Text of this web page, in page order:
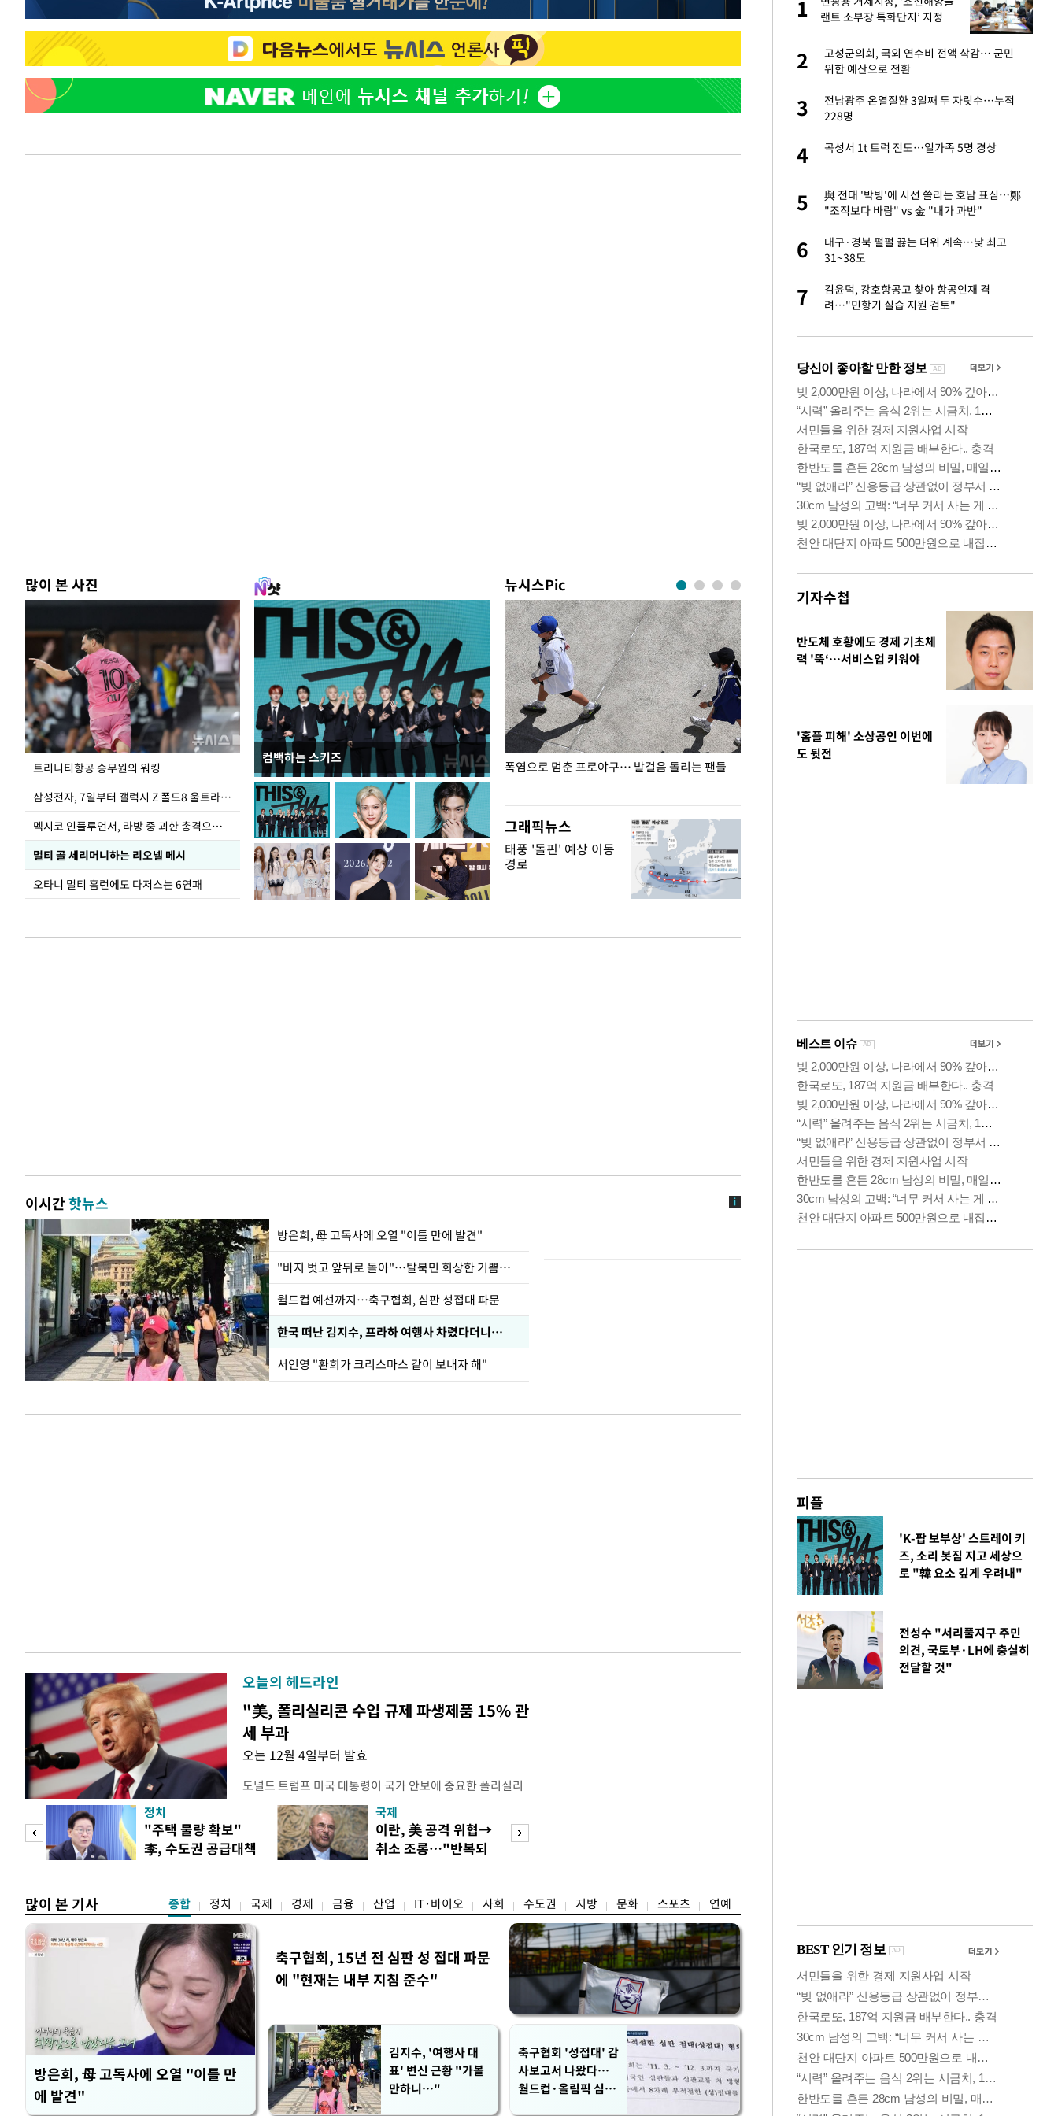
많이 본 사진
트리니티항공 승무원의 워킹
삼성전자, 7일부터 갤럭시 Z 폴드8 울트라·폴드8·플립8 출시
멕시코 인플루언서, 라방 중 괴한 총격으로 사망
멀티 골 세리머니하는 리오넬 메시
오타니 멀티 홈런에도 다저스는 6연패
컴백하는 스키즈
뉴시스Pic
입추 하루 앞둔 전남광주… 열화상 카메라에 담긴
폭염
폭염으로 멈춘 프로야구… 발걸음 돌리는 팬들
이 대통령, '청년 대책 속도 높여야…폭염 문제도 입추 코앞인데
그래픽뉴스
태풍 '돌핀' 예상 이동
경로
이시간핫뉴스
방은희, 母 고독사에 오열 "이틀 만에 발견"
"바지 벗고 앞뒤로 돌아"…탈북민 회상한 기쁨조 검사
월드컵 예선까지…축구협회, 심판 성접대 파문
한국 떠난 김지수, 프라하 여행사 차렸다더니…
서인영 "환희가 크리스마스 같이 보내자 해"
오늘의 헤드라인
"美, 폴리실리콘 수입 규제 파생제품 15% 관
세 부과
오는 12월 4일부터 발효
도널드 트럼프 미국 대통령이 국가 안보에 중요한 폴리실리
콘 산업과 공급망을 보호하기 위한 조치를 단행했다. 트럼프
대통령은 6일(현지 시간) 폴리실리콘 및 폴리실리콘 파생상
품 수입에 최저 수입가격제를 적용하고, 일부 파생제품에는
15%의 종가 관세를 부과하는 내용의 선언문에 서명했다고
러
정치
"주택 물량 확보"
李, 수도권 공급대책
국제
이란, 美 공격 위협→
취소 조롱…"반복되
많이 본 기사 종합 정치 국제 경제 금융 산업 IT·바이오 사회 수도권 지방 문화 스포츠 연예
방은희, 母 고독사에 오열 "이틀 만
에 발견"
축구협회, 15년 전 심판 성 접대 파문
에 "현재는 내부 지침 준수"
김지수, '여행사 대
표' 변신 근황 "가볼
만하니…"
축구협회 '성접대' 감
사보고서 나왔다…
월드컵·올림픽 심판
틀 만에 발견"
2
재는 내부 지침 준수"
3
김지수, '여행사 대표' 변신 근황 "가볼 만하
니…"
4
1
랜트 소부장 특화단지’ 지정
2
고성군의회, 국외 연수비 전액 삭감… 군민
위한 예산으로 전환
3
전남광주 온열질환 3일째 두 자릿수…누적
228명
4 곡성서 1t 트럭 전도…일가족 5명 경상
5
與 전대 '박빙'에 시선 쏠리는 호남 표심…鄭
"조직보다 바람" vs 金 "내가 과반"
6
대구·경북 펄펄 끓는 더위 계속…낮 최고
31~38도
7
김윤덕, 강호항공고 찾아 항공인재 격
려…"민항기 실습 지원 검토"
기자수첩
반도체 호황에도 경제 기초체
력 '뚝‘…서비스업 키워야
'홈플 피해' 소상공인 이번에
도 뒷전
피플
'K-팝 보부상' 스트레이 키
즈, 소리 봇짐 지고 세상으
로 "韓 요소 깊게 우려내"
전성수 "서리풀지구 주민
의견, 국토부·LH에 충실히
전달할 것"